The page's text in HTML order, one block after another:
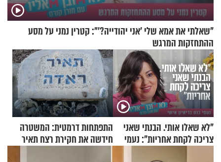
"שאלתי את אמא שלי 'אני יהודייה?'": קטרין נמני על מסע
ההתחזקות המרגש
"לא שאלו אותי. הבנתי שאני
צריכה לקחת אחריות": נעמי
התפתחות דרמטית: המשטרה
חידשה את חקירת רצח תאיר